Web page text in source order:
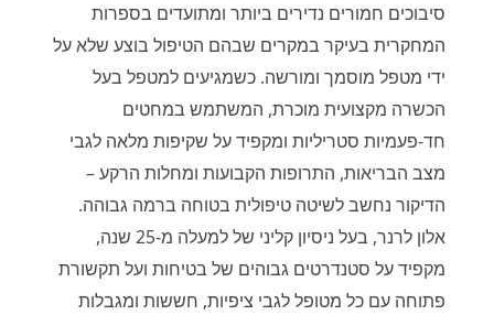
סיבוכים חמורים נדירים ביותר ומתועדים בספרות
המחקרית בעיקר במקרים שבהם הטיפול בוצע שלא על
ידי מטפל מוסמך ומורשה. כשמגיעים למטפל בעל
הכשרה מקצועית מוכרת, המשתמש במחטים
חד-פעמיות סטריליות ומקפיד על שקיפות מלאה לגבי
מצב הבריאות, התרופות הקבועות ומחלות הרקע –
הדיקור נחשב לשיטה טיפולית בטוחה ברמה גבוהה.
אלון לרנר, בעל ניסיון קליני של למעלה מ-25 שנה,
מקפיד על סטנדרטים גבוהים של בטיחות ועל תקשורת
פתוחה עם כל מטופל לגבי ציפיות, חששות ומגבלות